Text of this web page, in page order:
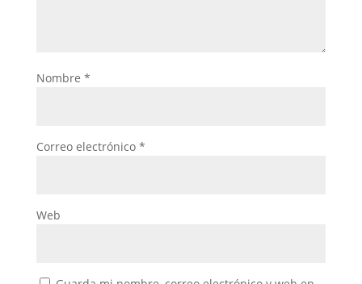
Nombre *
Correo electrónico *
Web